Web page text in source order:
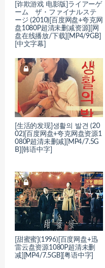
[诈欺游戏 电影版]ライアーゲ
ーム ザ・ファイナルステ
ージ (2010)[百度网盘+夸克网
盘1080P超清未删减资源][网
盘在线播放/下载][MP4/9GB]
[中文字幕]
[生活的发现]생활의 발견 (20
02)[百度网盘+夸克网盘资源1
080P超清未删减][MP4/7.5G
B][韩语中字]
[甜蜜蜜](1996)[百度网盘+迅
雷云盘资源1080P超清未删
减][MP4/7.5GB][粤语中字]